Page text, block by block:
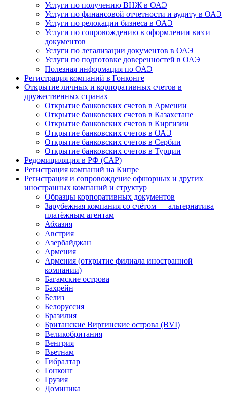
Услуги по получению ВНЖ в ОАЭ
Услуги по финансовой отчетности и аудиту в ОАЭ
Услуги по релокации бизнеса в ОАЭ
Услуги по сопровождению в оформлении виз и
документов
Услуги по легализации документов в ОАЭ
Услуги по подготовке доверенностей в ОАЭ
Полезная информация по ОАЭ
Регистрация компаний в Гонконге
Открытие личных и корпоративных счетов в
дружественных странах
Открытие банковских счетов в Армении
Открытие банковских счетов в Казахстане
Открытие банковских счетов в Киргизии
Открытие банковских счетов в ОАЭ
Открытие банковских счетов в Сербии
Открытие банковских счетов в Турции
Редомициляция в РФ (САР)
Регистрация компаний на Кипре
Регистрация и сопровождение офшорных и других
иностранных компаний и структур
Образцы корпоративных документов
Зарубежная компания со счётом — альтернатива
платёжным агентам
Абхазия
Австрия
Азербайджан
Армения
Армения (открытие филиала иностранной
компании)
Багамские острова
Бахрейн
Белиз
Белоруссия
Бразилия
Британские Виргинские острова (BVI)
Великобритания
Венгрия
Вьетнам
Гибралтар
Гонконг
Грузия
Доминика